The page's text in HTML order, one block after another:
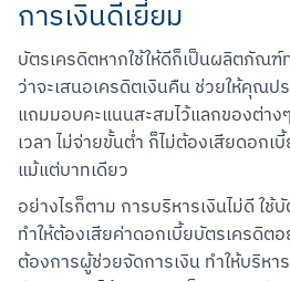
การเงินดีเยี่ยม
บัตรเครดิตหากใช้ให้ดีก็เป็นผลิตภัณฑ์
ว่าจะเสนอเครดิตเงินคืน ช่วยให้คุณป
แถมมอบคะแนนสะสมไว้แลกของต่าง
เวลา ไม่จ่ายขั้นต่ำ ก็ไม่ต้องเสียดอกเ
แม้แต่บาทเดียว
อย่างไรก็ตาม การบริหารเงินไม่ดี ใช้
ทำให้ต้องเสียค่าดอกเบี้ยบัตรเครดิต
ต้องการผู้ช่วยจัดการเงิน ทำให้บริหา